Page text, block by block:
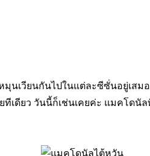
เวียนกันไปในแต่ละซีซั่นอยู่เสม
ทีเดียว วันนี้ก็เช่นเคยค่ะ แมคโด